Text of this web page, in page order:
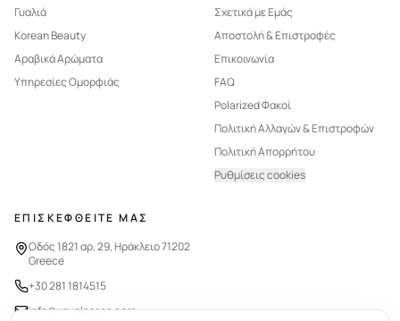
Γυαλιά
Korean Beauty
Αραβικά Αρώματα
Υπηρεσίες Ομορφιάς
Σχετικά με Εμάς
Αποστολή & Επιστροφές
Επικοινωνία
FAQ
Polarized Φακοί
Πολιτική Αλλαγών & Επιστροφών
Πολιτική Απορρήτου
Ρυθμίσεις cookies
ΕΠΙΣΚΕΦΘΕΙΤΕ ΜΑΣ
Οδός 1821 αρ. 29, Ηράκλειο 71202
Greece
+30 281 1814515
info@vnyglasses.com